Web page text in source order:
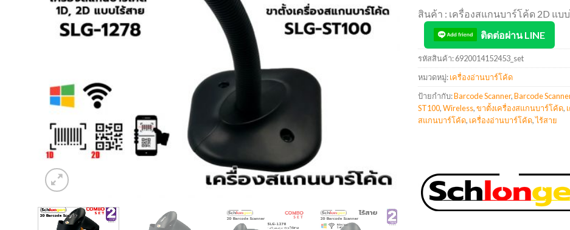
สินค้า : เครื่องสแกนบาร์โค้ด 2D แบ
ติดต่อผ่าน LINE
รหัสสินค้า:6920014152453_set
หมวดหมู่:เครื่องอ่านบาร์โค้ด
ป้ายกำกับ:Barcode Scanner,Barcode
ST100,Wireless,ขาตั้งเครื่องสแกนบาร์โค้ด,
สแกนบาร์โค้ด, เครื่องอ่านบาร์โค้ด,ไร้สาย